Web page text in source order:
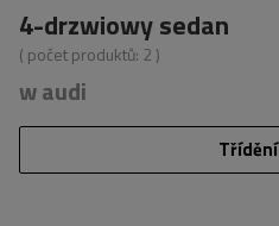
4-drzwiowy sedan
( počet produktů: 2 )
w audi
Třídění